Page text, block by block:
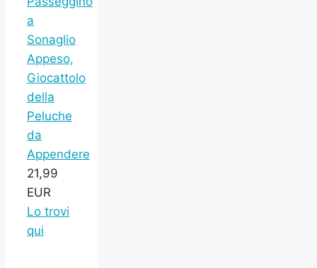
a
Sonaglio
Appeso,
Giocattolo
della
Peluche
da
Appendere
21,99
EUR
Lo trovi
qui